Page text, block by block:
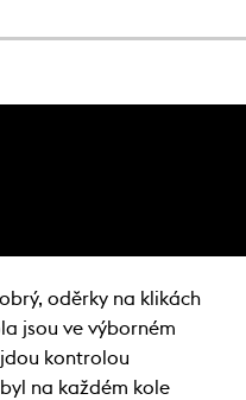
oděrky na klikách
jsou ve výborném
kontrolou
na každém kole